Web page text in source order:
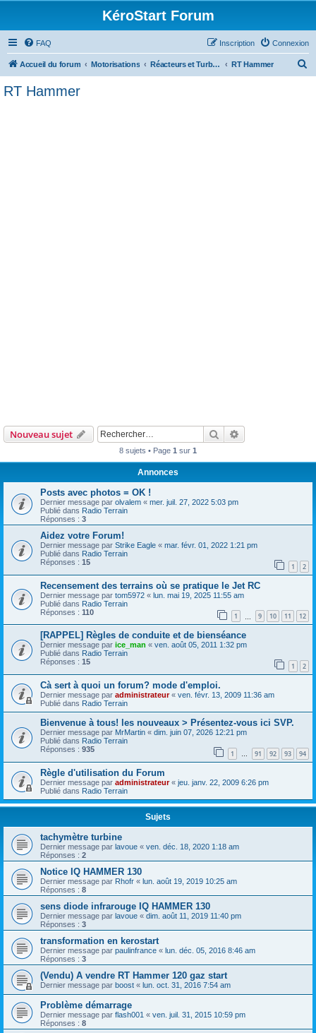
KéroStart Forum
FAQ Connexion
Inscription
Accueil du forum Motorisations Réacteurs et Turbo-Propulseurs RT Hammer
RT Hammer
Nouveau sujet Rechercher
8 sujets • Page 1 sur 1
Annonces
Posts avec photos = OK !
Dernier message par olvalem « mer. juil. 27, 2022 5:03 pm
Publié dans Radio Terrain
Réponses : 3
Aidez votre Forum!
Dernier message par Strike Eagle « mar. févr. 01, 2022 1:21 pm
Publié dans Radio Terrain
Réponses : 15 1 2
Recensement des terrains où se pratique le Jet RC
Dernier message par tom5972 « lun. mai 19, 2025 11:55 am
Publié dans Radio Terrain
Réponses : 110 1 9 10 11 12
[RAPPEL] Règles de conduite et de bienséance
Dernier message par ice_man « ven. août 05, 2011 1:32 pm
Publié dans Radio Terrain
Réponses : 15 1 2
Cà sert à quoi un forum? mode d'emploi.
Dernier message par administrateur« ven. févr. 13, 2009 11:36 am
Publié dans Radio Terrain
Bienvenue à tous! les nouveaux > Présentez-vous ici SVP.
Dernier message par MrMartin « dim. juin 07, 2026 12:21 pm
Publié dans Radio Terrain
Réponses : 935 1 … 91 92 93 94
Règle d'utilisation du Forum
Dernier message par administrateur« jeu. janv. 22, 2009 6:26 pm
Publié dans Radio Terrain
Sujets
tachymètre turbine
Dernier message par lavoue « ven. déc. 18, 2020 1:18 am
Réponses : 2
Notice IQ HAMMER 130
Dernier message par Rhofr « lun. août 19, 2019 10:25 am
Réponses : 8
sens diode infrarouge IQ HAMMER 130
Dernier message par lavoue « dim. août 11, 2019 11:40 pm
Réponses : 3
transformation en kerostart
Dernier message par paulinfrance « lun. déc. 05, 2016 8:46 am
Réponses : 3
(Vendu) A vendre RT Hammer 120 gaz start
Dernier message par boost « lun. oct. 31, 2016 7:54 am
Problème démarrage
Dernier message par flash001 « ven. juil. 31, 2015 10:59 pm
Réponses : 8